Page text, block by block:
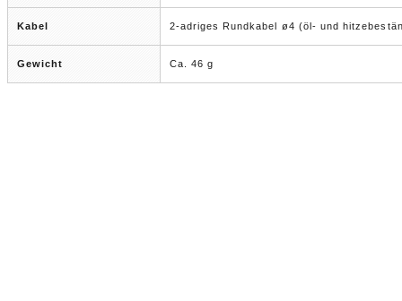
Kabel 2-adriges Rundkabel ø4 (öl- und
Gewicht Ca. 46 g